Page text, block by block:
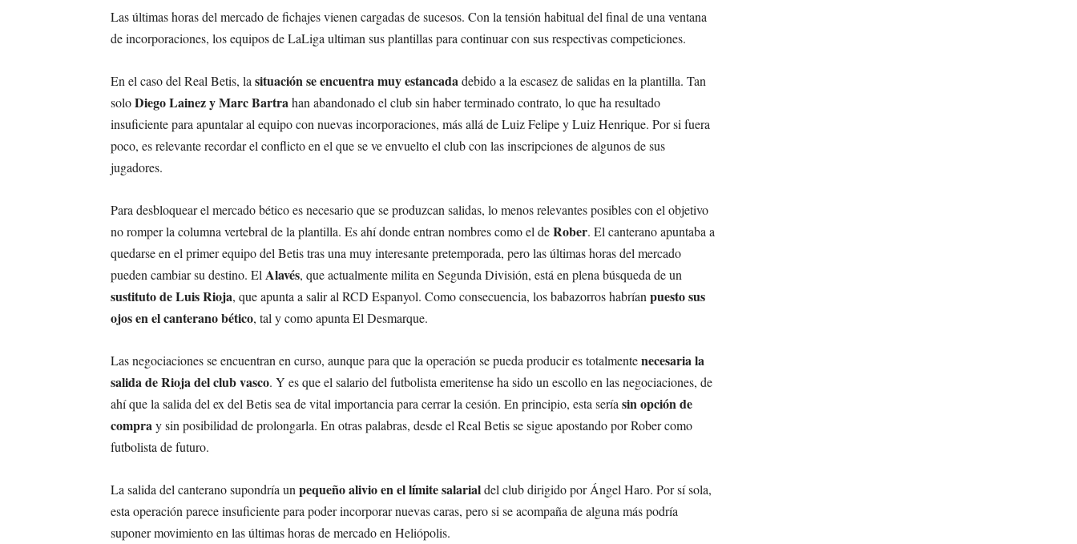
Las últimas horas del mercado de fichajes vienen cargadas de sucesos. Con la tensión habitual del final de una ventana
de incorporaciones, los equipos de LaLiga ultiman sus plantillas para continuar con sus respectivas competiciones.
En el caso del Real Betis, lasituación se encuentra muy estancadadebido a la escasez de salidas en la plantilla. Tan
soloDiego Lainez y Marc Bartrahan abandonado el club sin haber terminado contrato, lo que ha resultado
insuficiente para apuntalar al equipo con nuevas incorporaciones, más allá de Luiz Felipe y Luiz Henrique. Por si fuera
poco, es relevante recordar el conflicto en el que se ve envuelto el club con las inscripciones de algunos de sus
jugadores.
Para desbloquear el mercado bético es necesario que se produzcan salidas, lo menos relevantes posibles con el objetivo
no romper la columna vertebral de la plantilla. Es ahí donde entran nombres como el deRober. El canterano apuntaba a
quedarse en el primer equipo del Betis tras una muy interesante pretemporada, pero las últimas horas del mercado
pueden cambiar su destino. ElAlavés, que actualmente milita en Segunda División, está en plena búsqueda de un
sustituto de Luis Rioja, que apunta a salir al RCD Espanyol. Como consecuencia, los babazorros habríanpuesto sus
ojos en el canterano bético, tal y como apunta El Desmarque.
Las negociaciones se encuentran en curso, aunque para que la operación se pueda producir es totalmentenecesaria la
salida de Rioja del club vasco. Y es que el salario del futbolista emeritense ha sido un escollo en las negociaciones, de
ahí que la salida del ex del Betis sea de vital importancia para cerrar la cesión. En principio, esta seríasin opción de
compray sin posibilidad de prolongarla. En otras palabras, desde el Real Betis se sigue apostando por Rober como
futbolista de futuro.
La salida del canterano supondría unpequeño alivio en el límite salarialdel club dirigido por Ángel Haro. Por sí sola,
esta operación parece insuficiente para poder incorporar nuevas caras, pero si se acompaña de alguna más podría
suponer movimiento en las últimas horas de mercado en Heliópolis.